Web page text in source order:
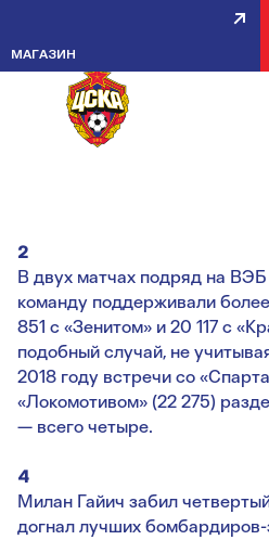
МАГАЗИНПФК ЦСКА
ПОБЕДУ В
СЧЕТОМ 2:0
2
В двух матчах подряд на
команду поддерживали
851 с «Зенитом» и 20 117 с
подобный случай, не
2018 году встречи со
«Локомотивом» (22 275)
— всего четыре.
4
Милан Гайич забил
догнал лучших